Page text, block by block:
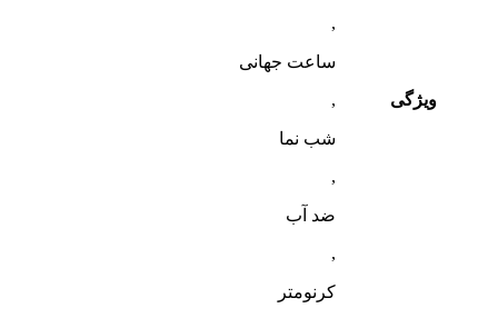
ویژگی
,
ساعت جهانی
,
شب‌ نما
,
ضد آب
,
کرنومتر